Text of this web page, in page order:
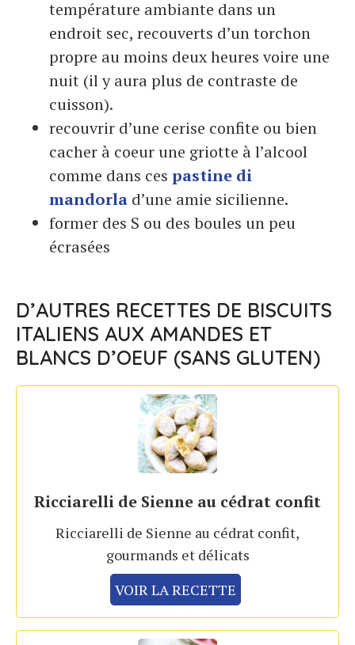
température ambiante dans un
endroit sec, recouverts d’un torchon
propre au moins deux heures voire une
nuit (il y aura plus de contraste de
cuisson).
recouvrir d’une cerise confite ou bien
cacher à coeur une griotte à l’alcool
comme dans ces pastine di
mandorla d’une amie sicilienne.
former des S ou des boules un peu
écrasées
D’AUTRES RECETTES DE BISCUITS
ITALIENS AUX AMANDES ET
BLANCS D’OEUF (SANS GLUTEN)
Ricciarelli de Sienne au cédrat confit
Ricciarelli de Sienne au cédrat confit,
gourmands et délicats
VOIR LA RECETTE